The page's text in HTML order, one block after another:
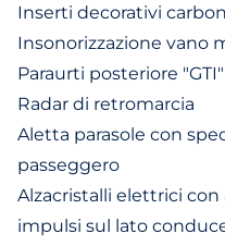
Inserti decorativi
Insonorizzazione vano
Paraurti posteriore "GTI"
Radar di retromarcia
Aletta parasole con
passeggero
Alzacristalli elettrici
impulsi sul lato